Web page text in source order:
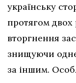
українську
протягом
вторгнення
знищуючи
за іншим.